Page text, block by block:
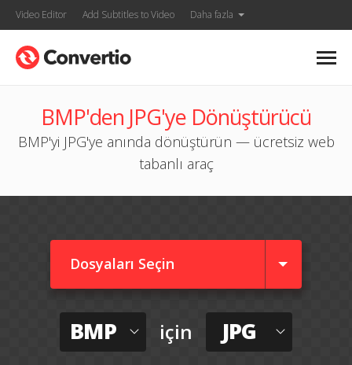
Video Editor Add Subtitles to Video Daha fazla
BMP'den JPG'ye Dönüştürücü
BMP'yi JPG'ye anında dönüştürün — ücretsiz web
tabanlı araç
Dosyaları Seçin
BMP için JPG